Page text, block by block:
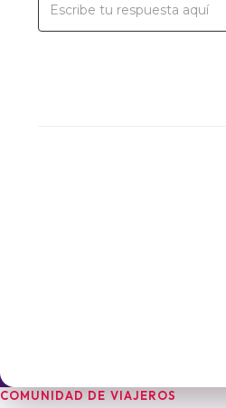
COMUNIDAD DE VIAJEROS